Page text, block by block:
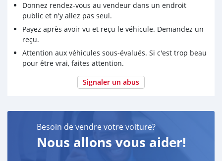
Donnez rendez-vous au vendeur dans un endroit
public et n'y allez pas seul.
Payez après avoir vu et reçu le véhicule. Demandez un
reçu.
Attention aux véhicules sous-évalués. Si c'est trop beau
pour être vrai, faites attention.
Signaler un abus
Besoin de vendre votre voiture?
Nous allons vous aider!